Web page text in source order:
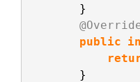
}
public
}